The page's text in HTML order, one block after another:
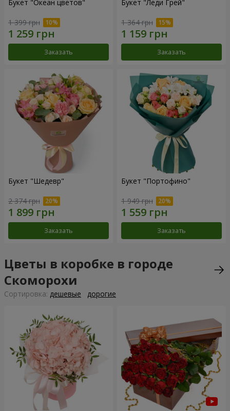
Букет "Океан цветов"
1 399 грн
Заказать
Букет "Леди Грей"
1 364 грн
Заказать
Букет "Шедевр"
2 374 грн
Заказать
Букет "Портофино"
1 949 грн
Заказать
Цветы в коробке в городе
Скоморохи
Cортировка: дешевые дорогие